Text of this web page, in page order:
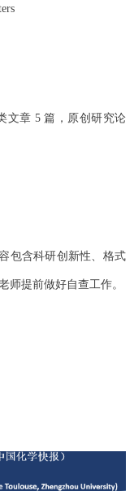
文章 5篇，原创研究论
包含科研创新性、格式
师提前做好自查工作。